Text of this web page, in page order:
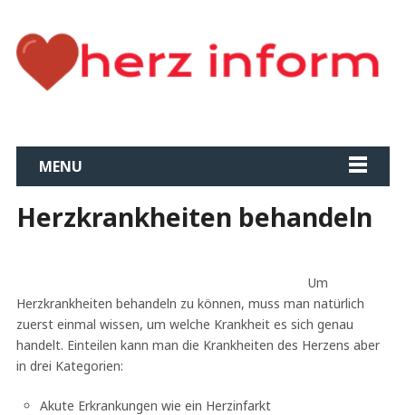
MENU
Herzkrankheiten behandeln
Um
Herzkrankheiten behandeln zu können, muss man natürlich
zuerst einmal wissen, um welche Krankheit es sich genau
handelt. Einteilen kann man die Krankheiten des Herzens aber
in drei Kategorien:
Akute Erkrankungen wie ein Herzinfarkt